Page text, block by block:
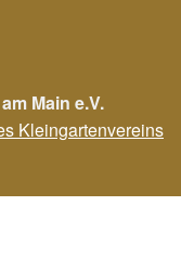
Main e.V.
Kleingartenvereins